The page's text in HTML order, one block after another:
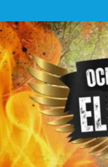
to
content